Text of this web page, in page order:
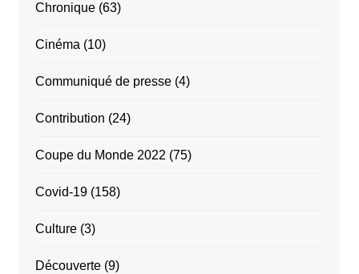
Chronique(63)
Cinéma (10)
Communiqué de presse(4)
Contribution (24)
Coupe du Monde 2022 (75)
Covid-19(158)
Culture(3)
Découverte(9)